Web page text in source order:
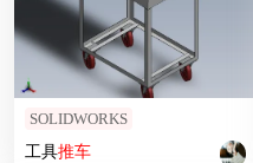
SOLIDWORKS
工具推车